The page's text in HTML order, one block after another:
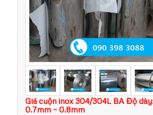
Giá cuộn inox 304/304L BA Độ
0.7mm – 0.8mm